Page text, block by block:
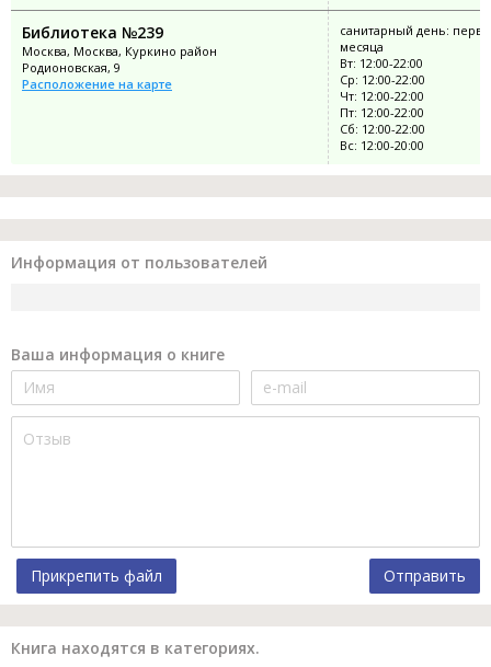
Библиотека №239
Москва, Москва, Куркино район
Родионовская, 9
Расположение на карте
санитарный день:
месяца
Вт: 12:00-22:00
Ср: 12:00-22:00
Чт: 12:00-22:00
Пт: 12:00-22:00
Сб: 12:00-22:00
Вс: 12:00-20:00
Информация от пользователей
Ваша информация о книге
Прикрепить файл Отправить
Книга находятся в категориях.